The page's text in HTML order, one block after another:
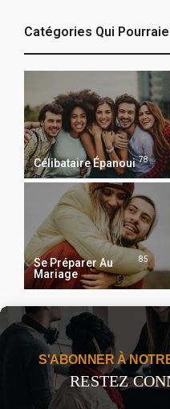
Catégories Qui
Célibataire Épanoui 78
Se Préparer Au
Mariage
85
Recevoir Notre
The real voyage of discovery
S'ABONNER À
RESTEZ